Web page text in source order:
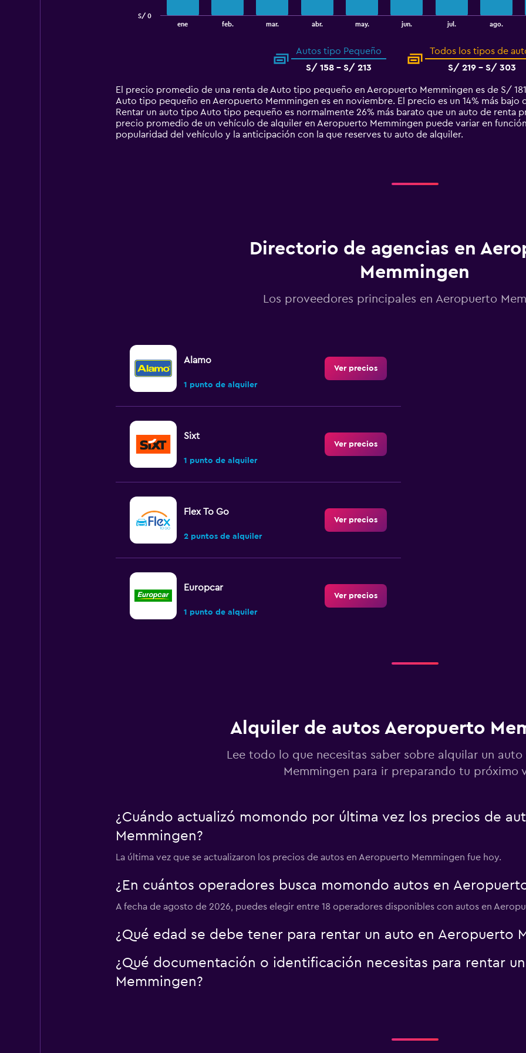
14
categories.
The
chart
has
ene feb. mar. abr. may. jun. jul. ago.
S/ 0
Autos tipo Pequeño
S/ 158 - S/ 213
Todos los tipos de
S/ 219 - S/ 303
El precio promedio de una renta de Auto tipo pequeño en Aeropuerto Memmingen es de S/
Auto tipo pequeño en Aeropuerto Memmingen es en noviembre. El precio es un 14% más bajo
Rentar un auto tipo Auto tipo pequeño es normalmente 26% más barato que un auto de renta
precio promedio de un vehículo de alquiler en Aeropuerto Memmingen puede variar en
popularidad del vehículo y la anticipación con la que reserves tu auto de alquiler.
Directorio de agencias en
Memmingen
Los proveedores principales en Aeropuerto
Alamo
1 punto de alquiler
Ver precios
Sixt
1 punto de alquiler
Ver precios
Flex To Go
2 puntos de alquiler
Ver precios
Europcar
1 punto de alquiler
Ver precios
Enterprise Rent-A-Car
keddy by Europcar
1 punto de alquiler
Ver precios
Budget
Alquiler de autos Aeropuerto
Lee todo lo que necesitas saber sobre alquilar un
Memmingen para ir preparando tu próximo
¿Cuándo actualizó momondo por última vez los precios de
Memmingen?
La última vez que se actualizaron los precios de autos en Aeropuerto Memmingen fue hoy.
¿En cuántos operadores busca momondo autos en
A fecha de agosto de 2026, puedes elegir entre 18 operadores disponibles con autos en
¿Qué edad se debe tener para rentar un auto en Aeropuerto
¿Qué documentación o identificación necesitas para rentar
Memmingen?